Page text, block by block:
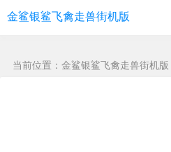
金鲨银鲨飞禽走兽街机版
当前位置： 金鲨银鲨飞禽走兽街机版